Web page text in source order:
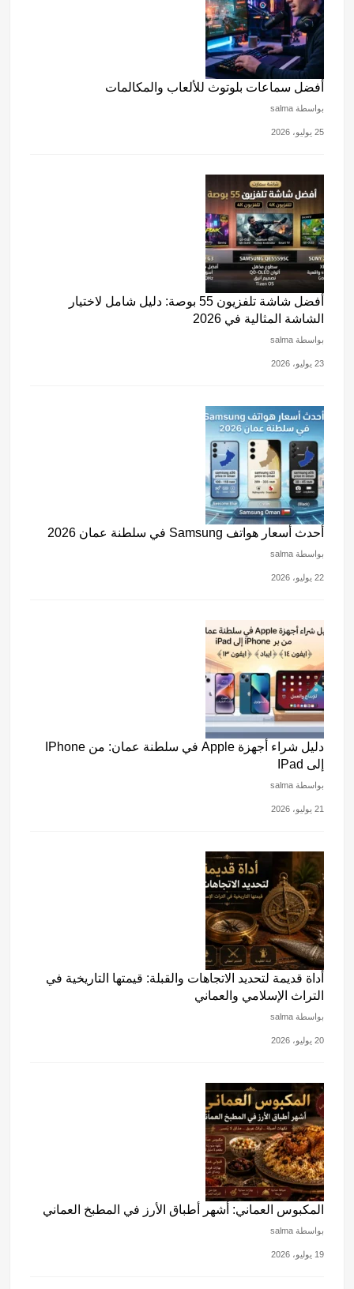
أفضل سماعات بلوتوث للألعاب والمكالمات
بواسطة salma
25 يوليو، 2026
أفضل شاشة تلفزيون 55 بوصة: دليل شامل لاختيار
الشاشة المثالية في 2026
بواسطة salma
23 يوليو، 2026
أحدث أسعار هواتف Samsung في سلطنة عمان 2026
بواسطة salma
22 يوليو، 2026
دليل شراء أجهزة Apple في سلطنة عمان: من IPhone
إلى IPad
بواسطة salma
21 يوليو، 2026
أداة قديمة لتحديد الاتجاهات والقبلة: قيمتها التاريخية في
التراث الإسلامي والعماني
بواسطة salma
20 يوليو، 2026
المكبوس العماني: أشهر أطباق الأرز في المطبخ العماني
بواسطة salma
19 يوليو، 2026